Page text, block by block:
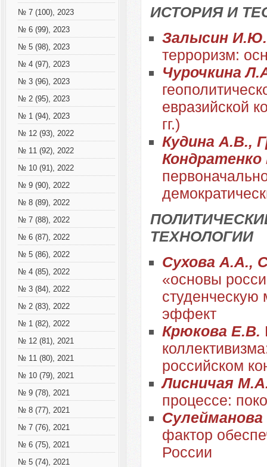
№ 7 (100), 2023
№ 6 (99), 2023
№ 5 (98), 2023
№ 4 (97), 2023
№ 3 (96), 2023
№ 2 (95), 2023
№ 1 (94), 2023
№ 12 (93), 2022
№ 11 (92), 2022
№ 10 (91), 2022
№ 9 (90), 2022
№ 8 (89), 2022
№ 7 (88), 2022
№ 6 (87), 2022
№ 5 (86), 2022
№ 4 (85), 2022
№ 3 (84), 2022
№ 2 (83), 2022
№ 1 (82), 2022
№ 12 (81), 2021
№ 11 (80), 2021
№ 10 (79), 2021
№ 9 (78), 2021
№ 8 (77), 2021
№ 7 (76), 2021
№ 6 (75), 2021
№ 5 (74), 2021
ИСТОРИЯ И
Залысин
терроризм:
Чурочкина
евразийской
гг.)
Кудина А.В.,
ТЕХНОЛОГИИ
Сухова А.А.,
«основы
студенческую
эффект
Крюкова Е.В.
российском
Лисничая
процессе:
фактор
России